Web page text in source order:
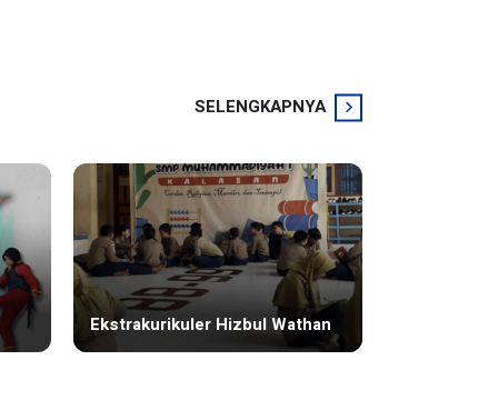
SELENGKAPNYA
Ekstrakurikuler Hizbul Wathan